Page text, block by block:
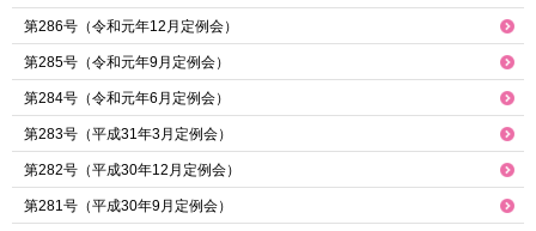
第286号（令和元年12月定例会）
第285号（令和元年9月定例会）
第284号（令和元年6月定例会）
第283号（平成31年3月定例会）
第282号（平成30年12月定例会）
第281号（平成30年9月定例会）